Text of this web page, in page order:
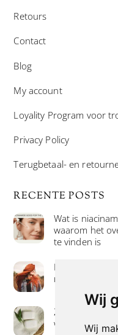
Wij
Wij
Retours
Contact
Blog
My account
Loyality Program voor
Privacy Policy
Terugbetaal- en
RECENTE POSTS
Wat is
waarom het
te vinden is
Hoe verf je
met henna
Zeep met een
werkelijkheid?